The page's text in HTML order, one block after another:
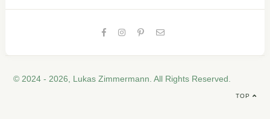
© 2024 - 2026, Lukas Zimmermann. All Rights Reserved.
TOP